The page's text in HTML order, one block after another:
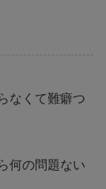
なくて難癖つ
何の問題ない